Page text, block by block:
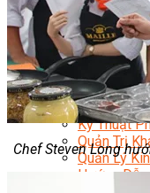
Sơ
Toán
Bếp Gia
Trung Cấp CET
Kỹ Thuật
Kỹ Thuật
Kỹ Thuật
Quản Trị
Quản Lý
Hướng
Chef Steven Long